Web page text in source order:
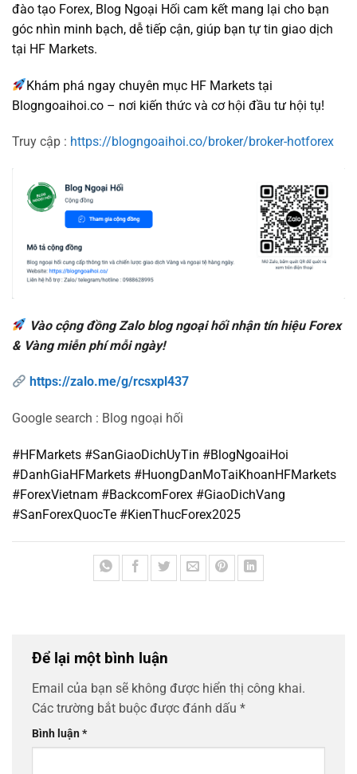
đào tạo Forex, Blog Ngoại Hối cam kết mang lại cho bạn
góc nhìn minh bạch, dễ tiếp cận, giúp bạn tự tin giao dịch
tại HF Markets.
Khám phá ngay chuyên mục HF Markets tại
Blogngoaihoi.co – nơi kiến thức và cơ hội đầu tư hội tụ!
Truy cập : https://blogngoaihoi.co/broker/broker-hotforex
Vào cộng đồng Zalo blog ngoại hối nhận tín hiệu Forex
& Vàng miễn phí mỗi ngày!
https://zalo.me/g/rcsxpl437
Google search : Blog ngoại hối
#HFMarkets #SanGiaoDichUyTin #BlogNgoaiHoi
#DanhGiaHFMarkets #HuongDanMoTaiKhoanHFMarkets
#ForexVietnam #BackcomForex #GiaoDichVang
#SanForexQuocTe #KienThucForex2025
Để lại một bình luận
Email của bạn sẽ không được hiển thị công khai.
Các trường bắt buộc được đánh dấu *
Bình luận*